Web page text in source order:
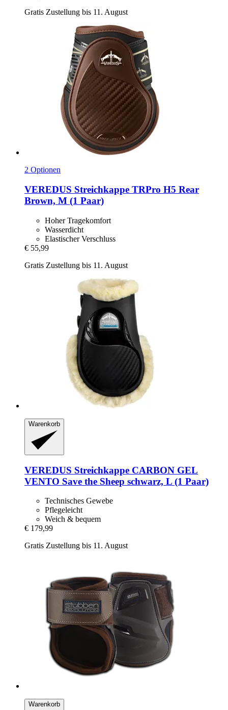
Gratis Zustellung bis 11. August
2 Optionen
VEREDUS Streichkappe TRPro H5 Rear
Brown, M (1 Paar)
Hoher Tragekomfort
Wasserdicht
Elastischer Verschluss
€ 55,99
Gratis Zustellung bis 11. August
Warenkorb
VEREDUS Streichkappe CARBON GEL
VENTO Save the Sheep schwarz, L (1 Paar)
Technisches Gewebe
Pflegeleicht
Weich & bequem
€ 179,99
Gratis Zustellung bis 11. August
Warenkorb